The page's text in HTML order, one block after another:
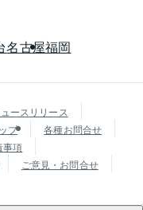
名古屋福岡
ースリリース
プ
各種お問合せ
事項
ご意見・お問合せ